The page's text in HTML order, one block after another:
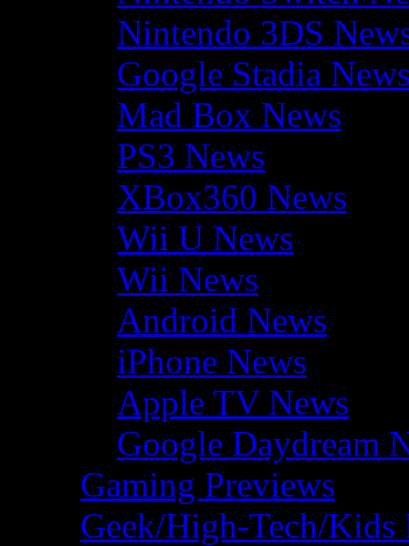
Nintendo 3DS
Google Stadia
Mad Box News
PS3 News
XBox360 News
Wii U News
Wii News
Android News
iPhone News
Apple TV News
Google Daydream
Gaming Previews
Geek/High-Tech/Kids